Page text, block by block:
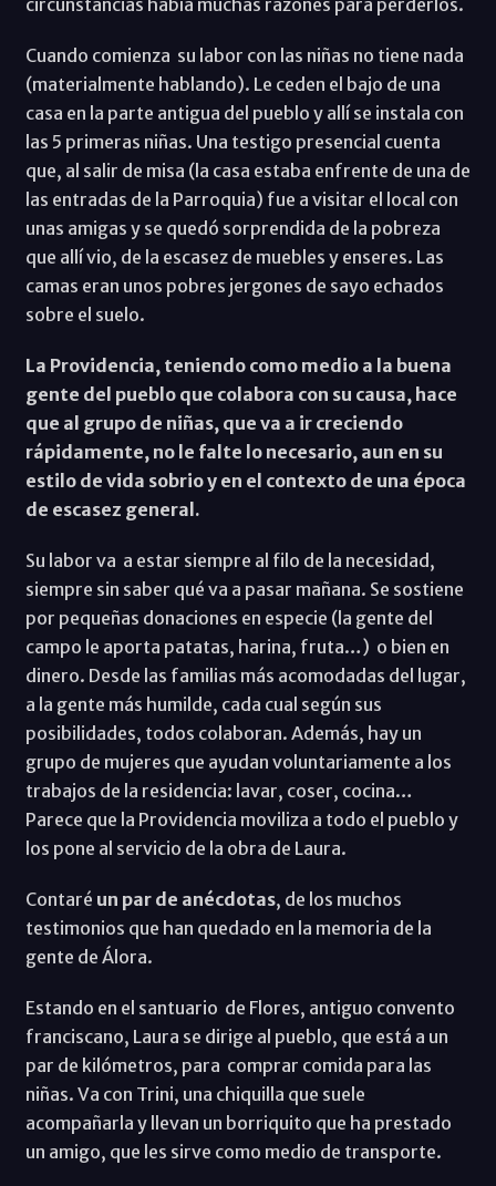
Cuando comienza su labor con las niñas no tiene nada
(materialmente hablando). Le ceden el bajo de una
casa en la parte antigua del pueblo y allí se instala con
las 5 primeras niñas. Una testigo presencial cuenta
que, al salir de misa (la casa estaba enfrente de una de
las entradas de la Parroquia) fue a visitar el local con
unas amigas y se quedó sorprendida de la pobreza
que allí vio, de la escasez de muebles y enseres. Las
camas eran unos pobres jergones de sayo echados
sobre el suelo.
La Providencia, teniendo como medio a la buena
gente del pueblo que colabora con su causa, hace
que al grupo de niñas, que va a ir creciendo
rápidamente, no le falte lo necesario, aun en su
estilo de vida sobrio y en el contexto de una época
de escasez general.
Su labor va a estar siempre al filo de la necesidad,
siempre sin saber qué va a pasar mañana. Se sostiene
por pequeñas donaciones en especie (la gente del
campo le aporta patatas, harina, fruta…) o bien en
dinero. Desde las familias más acomodadas del lugar,
a la gente más humilde, cada cual según sus
posibilidades, todos colaboran. Además, hay un
grupo de mujeres que ayudan voluntariamente a los
trabajos de la residencia: lavar, coser, cocina…
Parece que la Providencia moviliza a todo el pueblo y
los pone al servicio de la obra de Laura.
Contaré un par de anécdotas, de los muchos
testimonios que han quedado en la memoria de la
gente de Álora.
Estando en el santuario de Flores, antiguo convento
franciscano, Laura se dirige al pueblo, que está a un
par de kilómetros, para comprar comida para las
niñas. Va con Trini, una chiquilla que suele
acompañarla y llevan un borriquito que ha prestado
un amigo, que les sirve como medio de transporte.